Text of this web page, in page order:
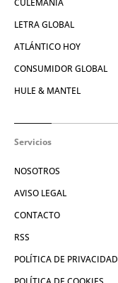
LETRA GLOBAL
ATLÁNTICO HOY
CONSUMIDOR GLOBAL
HULE & MANTEL
Servicios
NOSOTROS
AVISO LEGAL
CONTACTO
RSS
POLÍTICA DE PRIVACIDAD